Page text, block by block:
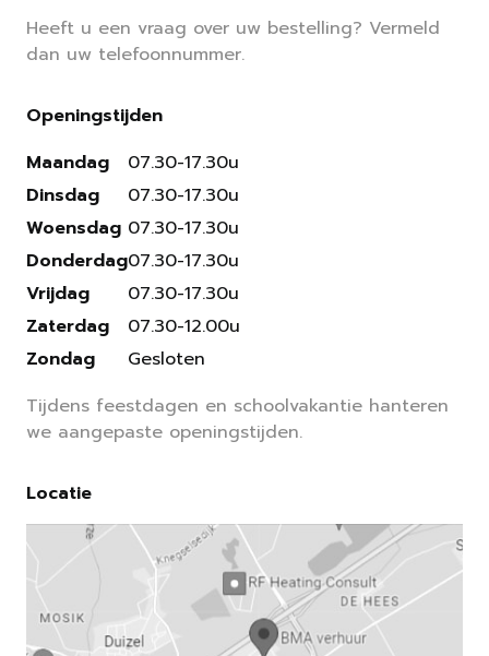
Heeft u een vraag over uw bestelling? Vermeld
dan uw telefoonnummer.
Openingstijden
Maandag
Dinsdag
Woensdag
Donderdag
Vrijdag
Zaterdag
Zondag
07.30-17.30u
07.30-17.30u
07.30-17.30u
07.30-17.30u
07.30-17.30u
07.30-12.00u
Gesloten
Tijdens feestdagen en schoolvakantie hanteren
we aangepaste openingstijden.
Locatie